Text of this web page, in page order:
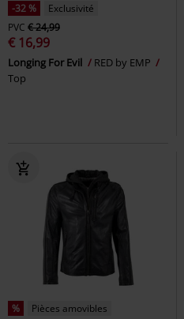
-32 %
Exclusivité
PVC € 24,99
€ 16,99
Longing For Evil
RED by EMP
Top
% Pièces amovibles